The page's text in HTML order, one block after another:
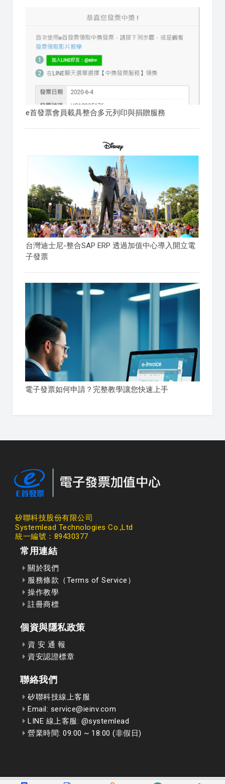
e首發票會員載具整合多元列印與捐贈服務
台灣迪士尼-整合SAP ERP 透過加值中心導入開立電
子發票
電子發票如何申請？完整教學讓您快速上手
矽聯科技股份有限公司
Systemlead Technologies Co.,Ltd
統一編號：89430377
常用連結
關於我們
服務條款（Terms of Service）
操作教學
註冊商標
個資與隱私政策
資 安 通 報
資安認證標章
聯絡我們
矽聯科技線上客服
Email: service@ieinv.com
LINE 線上客服: @systemlead
營業時間: 09:00 ~ 18:00 (非假日)